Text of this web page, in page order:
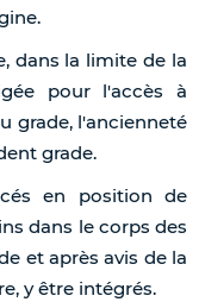
dans la limite de la
pour l'accès à
grade, l'ancienneté
grade.
en position de
dans le corps des
et après avis de la
y être intégrés.